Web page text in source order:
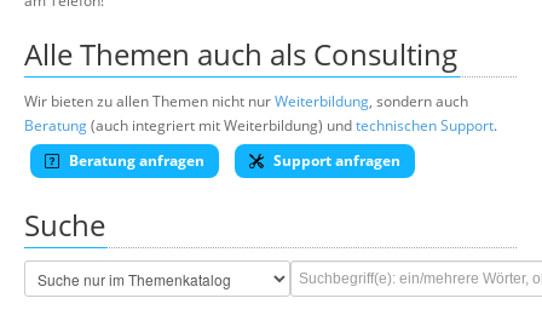
Alle Themen auch als Consulting
Wir bieten zu allen Themen nicht nurWeiterbildung, sondern auch
Beratung(auch integriert mit Weiterbildung) undtechnischen Support.
Beratung anfragen
Support anfragen
Suche